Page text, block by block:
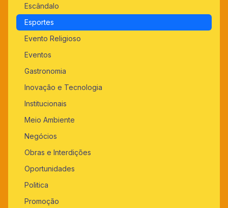
Escândalo
Esportes
Evento Religioso
Eventos
Gastronomia
Inovação e Tecnologia
Institucionais
Meio Ambiente
Negócios
Obras e Interdições
Oportunidades
Politica
Promoção